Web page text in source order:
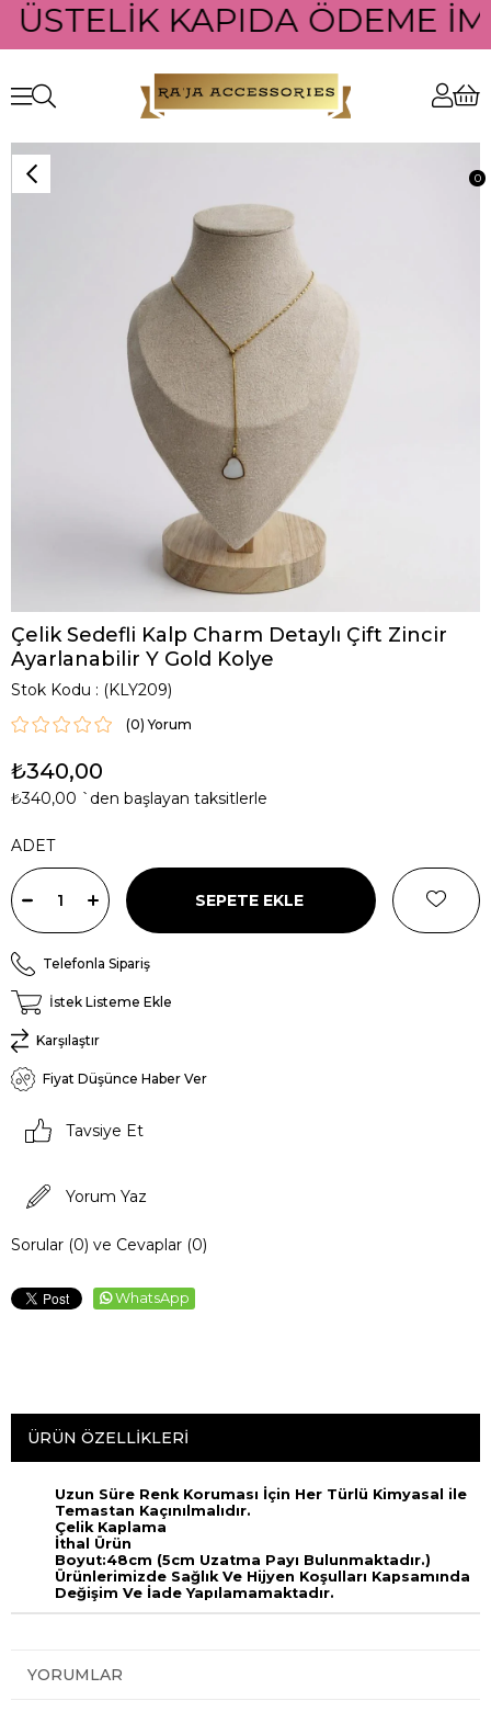
KAPIDA ÖDEME
0
Çelik Sedefli Kalp Charm Detaylı Çift Zincir
Ayarlanabilir Y Gold Kolye
Stok Kodu (KLY209)
(0)
₺340,00
₺340,00 `den başlayan taksitlerle
ADET
Telefonla Sipariş
İstek Listeme Ekle
Karşılaştır
Fiyat Düşünce Haber Ver
Tavsiye Et
Yorum Yaz
Sorular (0) ve Cevaplar (0)
WhatsApp
ÜRÜN ÖZELLIKLERI
Uzun Süre Renk Koruması İçin Her Türlü Kimyasal ile
Temastan Kaçınılmalıdır.
Çelik Kaplama
İthal Ürün
Boyut:48cm (5cm Uzatma Payı Bulunmaktadır.)
Ürünlerimizde Sağlık Ve Hijyen Koşulları Kapsamında
Değişim Ve İade Yapılamamaktadır.
YORUMLAR